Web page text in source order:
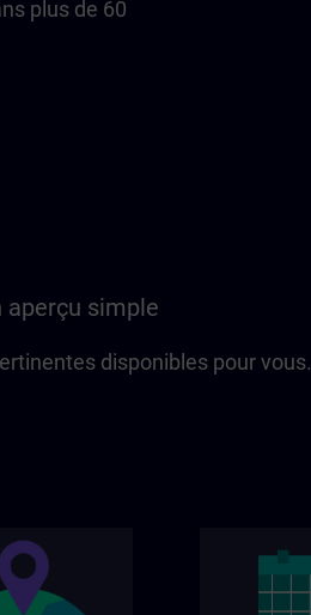
plus de 60
simple
disponibles pour vous.